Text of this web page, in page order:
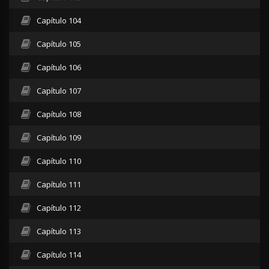
Capítulo 104
Capítulo 105
Capítulo 106
Capítulo 107
Capítulo 108
Capítulo 109
Capítulo 110
Capítulo 111
Capítulo 112
Capítulo 113
Capítulo 114